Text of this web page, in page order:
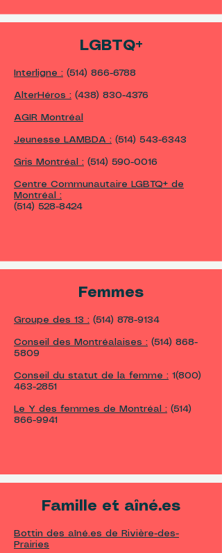
LGBTQ+
Interligne : (514) 866-6788
AlterHéros : (438) 830-4376
AGIR Montréal
Jeunesse LAMBDA : (514) 543-6343
Gris Montréal : (514) 590-0016
Centre Communautaire LGBTQ+ de
Montréal :
(514) 528-8424
Femmes
Groupe des 13 : (514) 878-9134
Conseil des Montréalaises : (514) 868-
5809
Conseil du statut de la femme : 1(800)
463-2851
Le Y des femmes de Montréal : (514)
866-9941
Famille et aîné.es
Bottin des aîné.es de Rivière-des-
Prairies